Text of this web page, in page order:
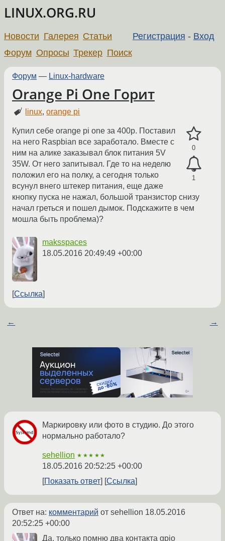
LINUX.ORG.RU
Регистрация - Вход
Новости Галерея Статьи
Форум Опросы Трекер Поиск
Форум — Linux-hardware
Orange Pi One Горит
linux,orange pi
0
1
Купил себе orange pi one за 400р. Поставил
на него Raspbian все заработало. Вместе с
ним на алике заказывал блок питания 5V
35W. От него запитывал. Где то на неделю
положил его на полку, а сегодня только
всунул внего штекер питания, еще даже
кнопку пуска не нажал, большой транзистор снизу
начал греться и пошел дымок. Подскажите в чем
мошла быть проблема)?
maksspaces
18.05.2016 20:49:49 +00:00
Ссылка
← →
Маркировку или фото в студию. До этого
нормально работало?
sehellion ★★★★★
18.05.2016 20:52:25 +00:00
Показать ответ
Ссылка
Ответ на: комментарий от sehellion 18.05.2016
20:52:25 +00:00
Да, только помню два контакта gpio